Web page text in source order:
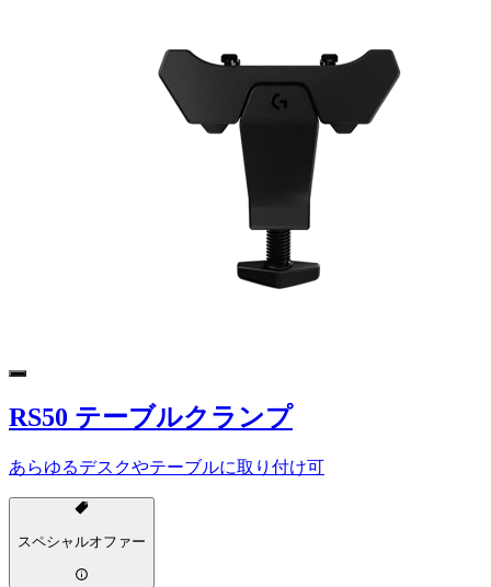
RS50 テーブルクランプ
あらゆるデスクやテーブルに取り付け可
スペシャルオファー